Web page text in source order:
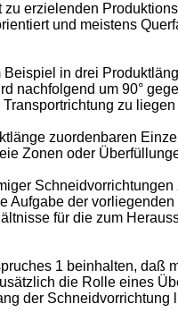
erzielenden
und meistens
in drei
nachfolgend um 90°
zu liegen
zuordenbaren
Zonen oder
Aufgabe der
für die zum
1 beinhalten, daß
die Rolle eines
der Schneidvorrichtung